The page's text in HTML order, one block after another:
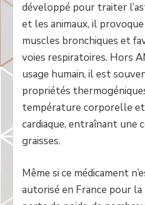
développé pour traiter
et les animaux, il
muscles bronchiques et
voies respiratoires. Hors
usage humain, il est
propriétés
température corporelle
cardiaque, entraînant une
graisses.
Même si ce médicament
autorisé en France pour la